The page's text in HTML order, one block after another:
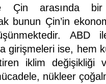
Çin arasında
bunun Çin’in
ABD
girişmeleri ise, hem
iklim değişikliği
nükleer